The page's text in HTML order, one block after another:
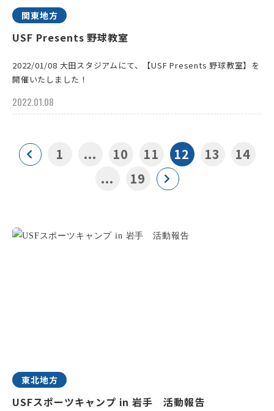
関東地方
USF Presents 野球教室
2022/01/08 大田スタジアムにて、【USF Presents 野球教室】を
開催いたしました！
2022.01.08
1 ... 10 11 12 13
14
...
19
東北地方
USFスポーツキャンプ in 岩手 活動報告